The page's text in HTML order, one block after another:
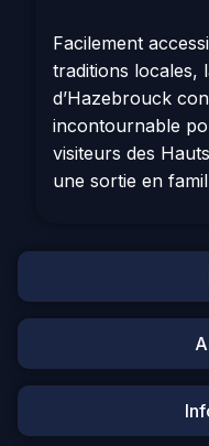
Facilement
traditions locales,
d’Hazebrouck
incontournable
visiteurs des
une sortie en